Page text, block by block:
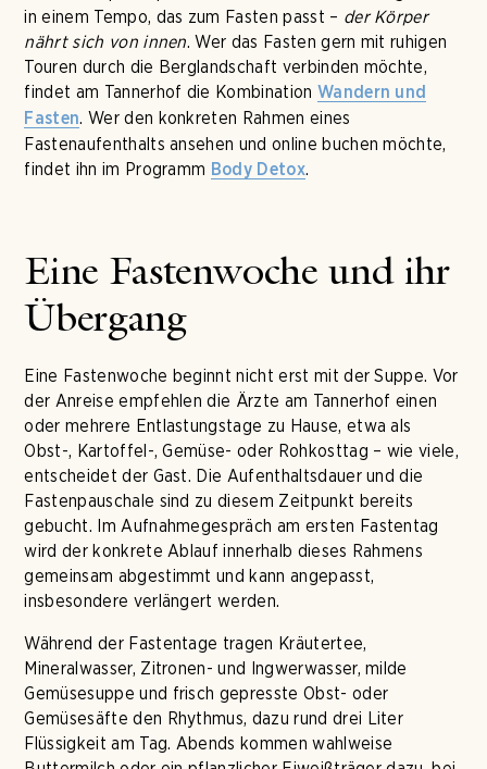
in einem Tempo, das zum Fasten passt – der Körper
nährt sich von innen. Wer das Fasten gern mit ruhigen
Touren durch die Berglandschaft verbinden möchte,
findet am Tannerhof die Kombination Wandern und
Fasten. Wer den konkreten Rahmen eines
Fastenaufenthalts ansehen und online buchen möchte,
findet ihn im Programm Body Detox.
Eine Fastenwoche und ihr
Übergang
Eine Fastenwoche beginnt nicht erst mit der Suppe. Vor
der Anreise empfehlen die Ärzte am Tannerhof einen
oder mehrere Entlastungstage zu Hause, etwa als
Obst-, Kartoffel-, Gemüse- oder Rohkosttag – wie viele,
entscheidet der Gast. Die Aufenthaltsdauer und die
Fastenpauschale sind zu diesem Zeitpunkt bereits
gebucht. Im Aufnahmegespräch am ersten Fastentag
wird der konkrete Ablauf innerhalb dieses Rahmens
gemeinsam abgestimmt und kann angepasst,
insbesondere verlängert werden.
Während der Fastentage tragen Kräutertee,
Mineralwasser, Zitronen- und Ingwerwasser, milde
Gemüsesuppe und frisch gepresste Obst- oder
Gemüsesäfte den Rhythmus, dazu rund drei Liter
Flüssigkeit am Tag. Abends kommen wahlweise